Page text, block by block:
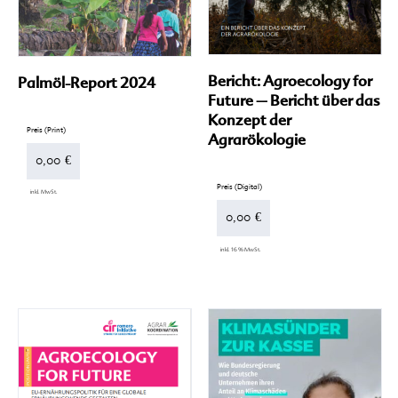
Palmöl-Report 2024
gewählt
werden
0,00 €
inkl. MwSt.
Bericht: Agroecology for
Future – Bericht über das
Konzept der
Agrarökologie
0,00 €
inkl. 16 % MwSt.